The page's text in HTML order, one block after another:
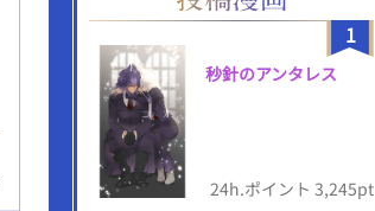
1
秒針のアンタレス
24h.ポイント 3,245pt